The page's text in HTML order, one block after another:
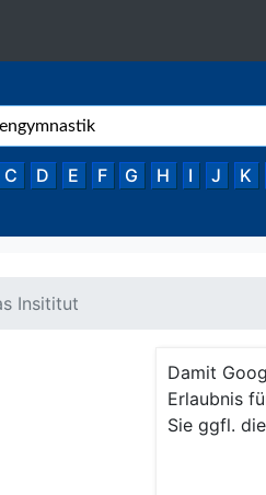
C D E F G H I J K
Insititut
Damit
Erlaubnis
Sie ggfl.